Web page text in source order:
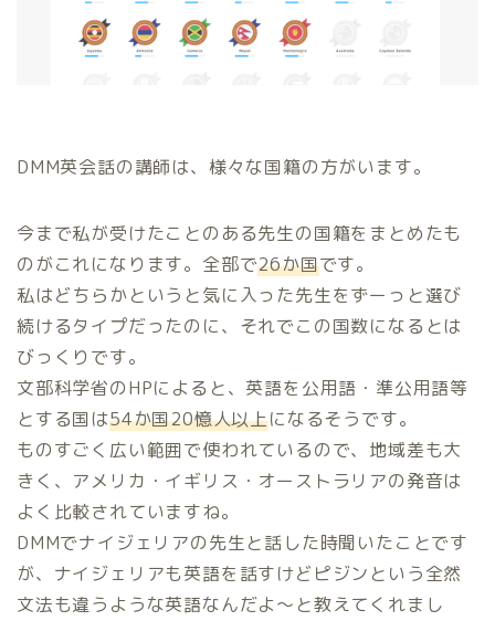
DMM英会話の講師は、様々な国籍の方がいます。
今まで私が受けたことのある先生の国籍をまとめたも
のがこれになります。全部で26か国です。
私はどちらかというと気に入った先生をずーっと選び
続けるタイプだったのに、それでこの国数になるとは
びっくりです。
文部科学省のHPによると、英語を公用語・準公用語等
とする国は54か国20憶人以上になるそうです。
ものすごく広い範囲で使われているので、地域差も大
きく、アメリカ・イギリス・オーストラリアの発音は
よく比較されていますね。
DMMでナイジェリアの先生と話した時聞いたことです
が、ナイジェリアも英語を話すけどピジンという全然
文法も違うような英語なんだよ～と教えてくれまし